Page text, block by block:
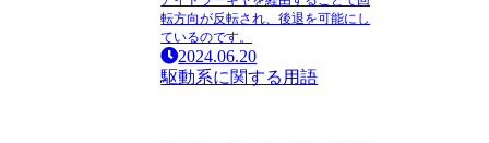
転方向が反転され、後退を可能にし
ているのです。
2024.06.20
駆動系に関する用語